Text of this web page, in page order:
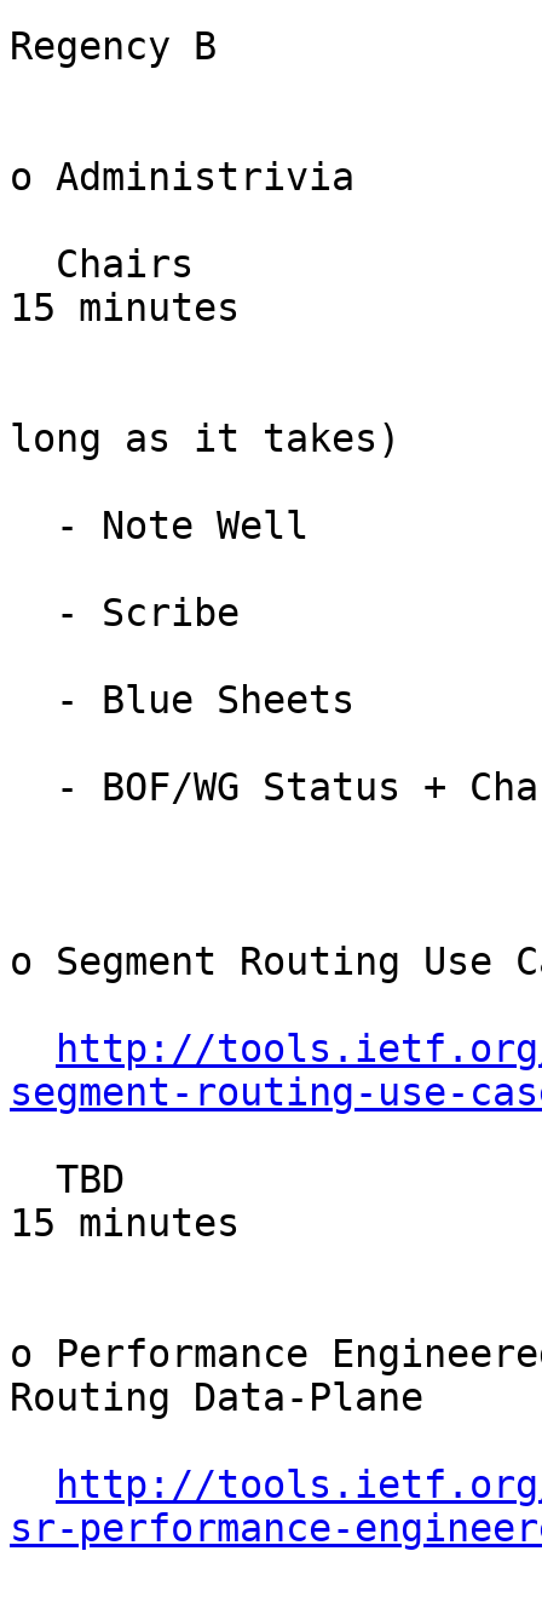
Regency B
o Administrivia
15 minutes
long as it takes)
o Segment Routing Use
http://
segment-routing-use-
15 minutes
o Performance
Routing Data-Plane
http://
sr-performance-